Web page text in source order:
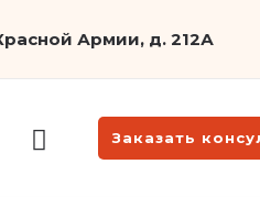
Армии, д. 212А
Заказать